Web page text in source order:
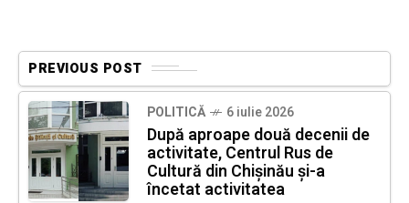
PREVIOUS POST
POLITICĂ 6 iulie 2026
După aproape două decenii de
activitate, Centrul Rus de
Cultură din Chișinău și-a
încetat activitatea